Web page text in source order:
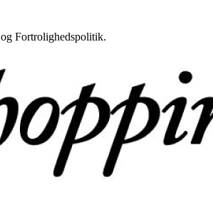
Fortrolighedspolitik.